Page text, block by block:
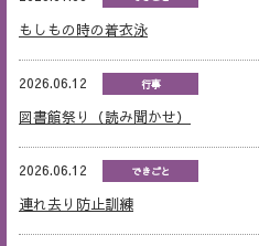
もしもの時の着衣泳
2026.06.12 行事
図書館祭り（読み聞かせ）
2026.06.12 できごと
連れ去り防止訓練